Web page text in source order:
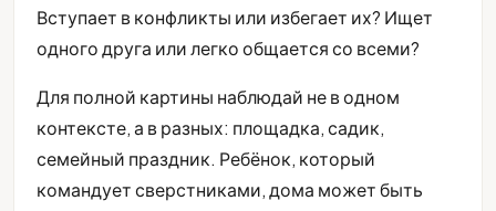
Вступает в конфликты или избегает их? Ищет
одного друга или легко общается со всеми?
Для полной картины наблюдай не в одном
контексте, а в разных: площадка, садик,
семейный праздник. Ребёнок, который
командует сверстниками, дома может быть